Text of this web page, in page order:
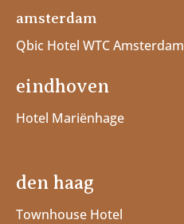
amsterdam
Qbic Hotel WTC Amsterdam
eindhoven
Hotel Mariënhage
den haag
Townhouse Hotel